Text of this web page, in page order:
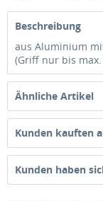
Beschreibung
aus Aluminium
(Griff nur bis max.
Ähnliche Artikel
Kunden kauften
Kunden haben